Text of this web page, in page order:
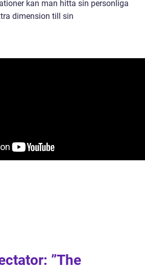
kan man hitta sin personliga
dimension till sin
”The